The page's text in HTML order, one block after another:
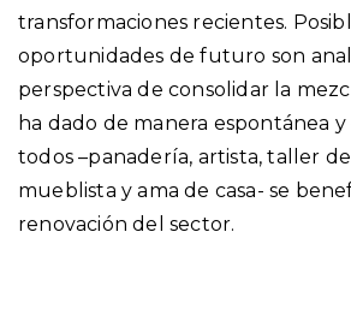
transformaciones recientes.
oportunidades de futuro son
perspectiva de consolidar la
ha dado de manera espontánea
todos –panadería, artista, taller
mueblista y ama de casa- se
renovación del sector.